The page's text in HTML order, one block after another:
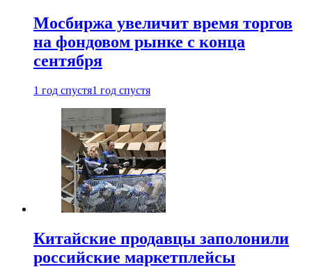
Мосбиржа увеличит время торгов
на фондовом рынке с конца
сентября
1 год спустя1 год спустя
Китайские продавцы заполонили
российские маркетплейсы